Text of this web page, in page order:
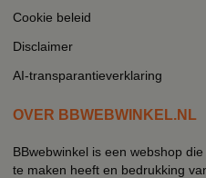
Cookie beleid
Disclaimer
AI-transparantieverklaring
OVER BBWEBWINKEL.NL
BBwebwinkel is een webshop
te maken heeft en bedrukking